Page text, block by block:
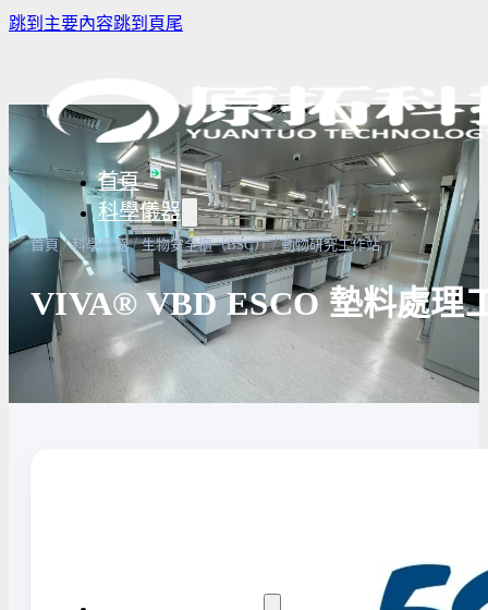
跳到主要內容跳到頁尾
首頁
科學儀器
樣品濃縮/乾燥前處理設備
微量分注吸管pipette
實驗室攪拌器 | 振盪機
實驗室冰箱 / 冷凍櫃
高溫爐
生物安全
高壓滅菌
實驗室紫
首頁 / 科學儀器 / 生物安全櫃（BSC） / 動物研究工作站
VIVA® VBD ESCO 墊料處理